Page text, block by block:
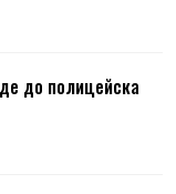
до полицейска